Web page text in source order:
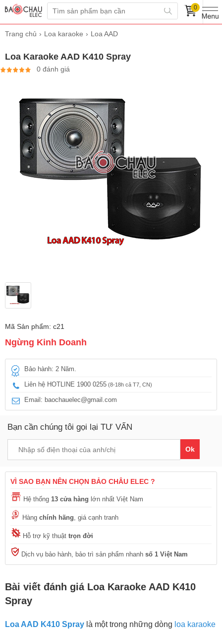
0
Trang chủ Loa karaoke Loa AAD
Loa Karaoke AAD K410 Spray
0 đánh giá
Mã Sản phẩm: c21
Ngừng Kinh Doanh
Bảo hành: 2 Năm.
Liên hệ HOTLINE 1900 0255 (8-18h cả T7, CN)
Email: baochauelec@gmail.com
Bạn cần chúng tôi gọi lại TƯ VẤN
Ok
VÌ SAO BẠN NÊN CHỌN BẢO CHÂU ELEC ?
Hệ thống 13 cửa hàng lớn nhất Việt Nam
Hàng chính hãng , giá cạnh tranh
Hỗ trợ kỹ thuật trọn đời
Dịch vụ bảo hành, bảo trì sản phẩm nhanh số 1 Việt Nam
Bài viết đánh giá Loa Karaoke AAD K410
Spray
Loa AAD K410 Spray là một trong những dòng loa karaoke